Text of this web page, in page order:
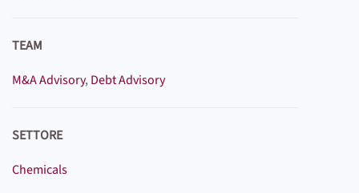
TEAM
M&A Advisory,Debt Advisory
SETTORE
Chemicals